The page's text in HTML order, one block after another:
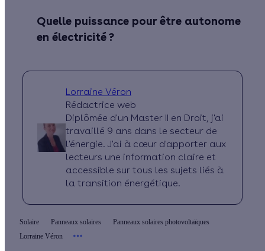
Quelle puissance pour être autonome
en électricité ?
Lorraine Véron
Rédactrice web
Diplômée d'un Master II en Droit, j'ai
travaillé 9 ans dans le secteur de
l'énergie. J'ai à cœur d'apporter aux
lecteurs une information claire et
accessible sur tous les sujets liés à
la transition énergétique.
Solaire Panneaux solaires
Panneaux solaires photovoltaïques
Lorraine Véron